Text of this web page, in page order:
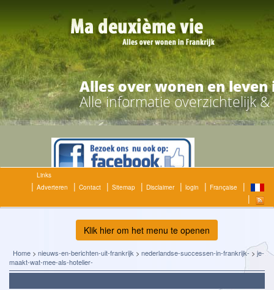
Alles over wonen en
Alle informatie overzichtelijk
Links
Adverteren
Contact Sitemap Disclaimer login Française
Klik hier om het menu te openen
Home > nieuws-en-berichten-uit-frankrijk > nederlandse-successen-in-frankrijk- > je-
maakt-wat-mee-als-hotelier-